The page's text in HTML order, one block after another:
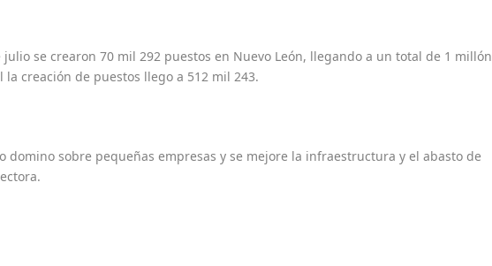
se crearon 70 mil 292 puestos en Nuevo León, llegando a un total de 1 millón
la creación de puestos llego a 512 mil 243.
domino sobre pequeñas empresas y se mejore la infraestructura y el abasto de